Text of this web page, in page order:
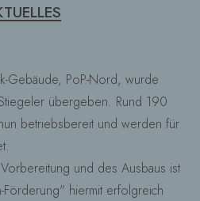
Gebäude, PoP-Nord, wurde
übergeben. Rund 190
betriebsbereit und werden für
und des Ausbaus ist
Förderung" hiermit erfolgreich